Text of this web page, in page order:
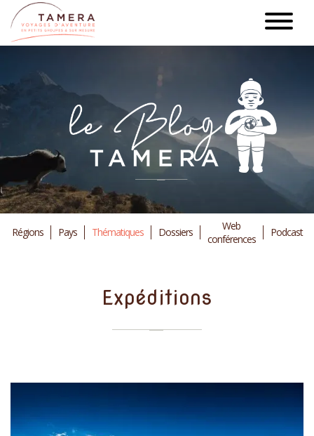
Aller
au
contenu
Régions Pays Thématiques Dossiers
Web
conférences
Podcast
Expéditions